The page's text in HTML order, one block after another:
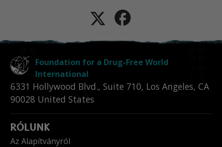
Foundation for a Drug-Free World
International
6331 Hollywood Blvd., Suite 710, Los Angeles, CA
90028 United States
RÓLUNK
Az Alapítványról